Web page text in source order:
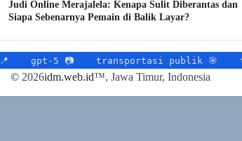
Judi Online Merajalela: Kenapa Sulit Diberantas dan
Siapa Sebenarnya Pemain di Balik Layar?
gpt-5 📷 transportasi publik 🎯
©2026idm.web.id™, Jawa Timur, Indonesia